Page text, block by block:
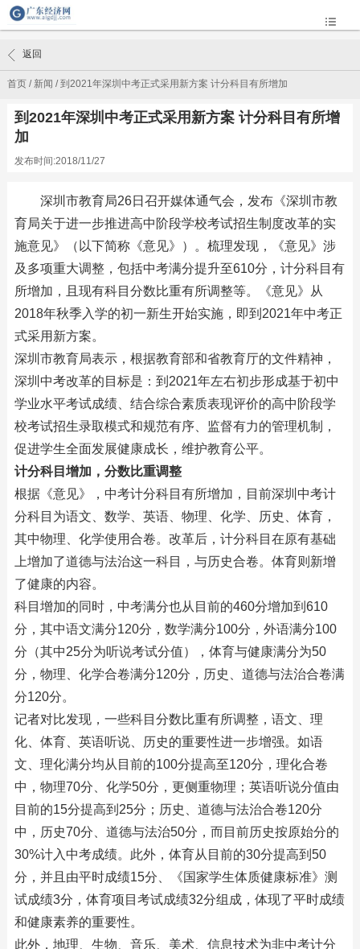
首页/ 新闻 /到2021年深圳中考正式采用新方案 计分科目有所增加
返回
到2021年深圳中考正式采用新方案 计分科目有所增
加
发布时间:2018/11/27
深圳市教育局26日召开媒体通气会，发布《深圳市教
育局关于进一步推进高中阶段学校考试招生制度改革的实
施意见》（以下简称《意见》）。梳理发现，《意见》涉
及多项重大调整，包括中考满分提升至610分，计分科目有
所增加，且现有科目分数比重有所调整等。《意见》从
2018年秋季入学的初一新生开始实施，即到2021年中考正
式采用新方案。
深圳市教育局表示，根据教育部和省教育厅的文件精神，
深圳中考改革的目标是：到2021年左右初步形成基于初中
学业水平考试成绩、结合综合素质表现评价的高中阶段学
校考试招生录取模式和规范有序、监督有力的管理机制，
促进学生全面发展健康成长，维护教育公平。
计分科目增加，分数比重调整
根据《意见》，中考计分科目有所增加，目前深圳中考计
分科目为语文、数学、英语、物理、化学、历史、体育，
其中物理、化学使用合卷。改革后，计分科目在原有基础
上增加了道德与法治这一科目，与历史合卷。体育则新增
了健康的内容。
科目增加的同时，中考满分也从目前的460分增加到610
分，其中语文满分120分，数学满分100分，外语满分100
分（其中25分为听说考试分值），体育与健康满分为50
分，物理、化学合卷满分120分，历史、道德与法治合卷满
分120分。
记者对比发现，一些科目分数比重有所调整，语文、理
化、体育、英语听说、历史的重要性进一步增强。如语
文、理化满分均从目前的100分提高至120分，理化合卷
中，物理70分、化学50分，更侧重物理；英语听说分值由
目前的15分提高到25分；历史、道德与法治合卷120分
中，历史70分、道德与法治50分，而目前历史按原始分的
30%计入中考成绩。此外，体育从目前的30分提高到50
分，并且由平时成绩15分、《国家学生体质健康标准》测
试成绩3分，体育项目考试成绩32分组成，体现了平时成绩
和健康素养的重要性。
此外，地理、生物、音乐、美术、信息技术为非中考计分